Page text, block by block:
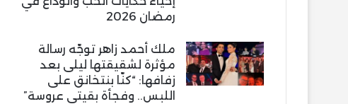
رمضان 2026
ملك أحمد زاهر توجّه رسالة
مؤثرة لشقيقتها ليلى بعد
زفافها: “كنّا بنتخانق على
اللبس.. وفجأة بقيتي عروسة”